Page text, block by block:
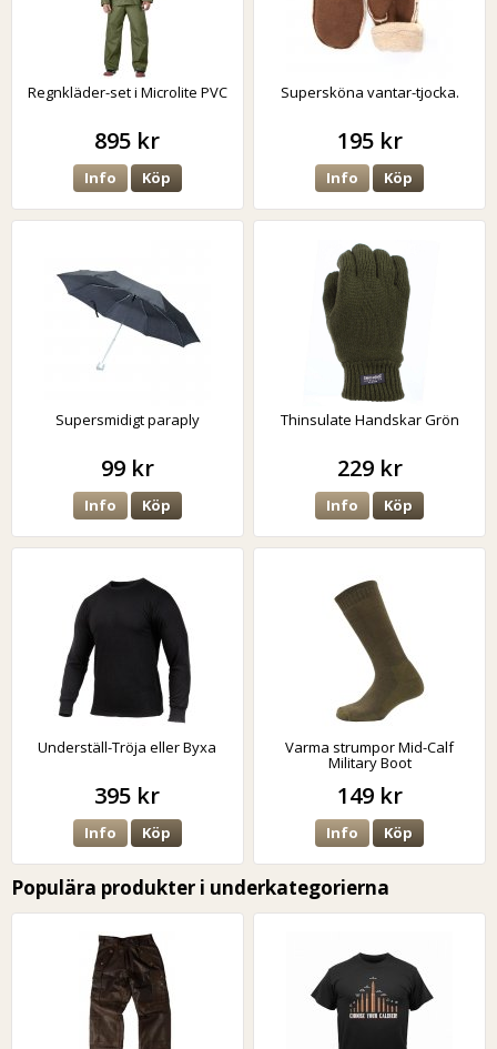
Regnkläder-set i Microlite PVC
895 kr
Info Köp
Supersköna vantar-tjocka.
195 kr
Info Köp
Supersmidigt paraply
99 kr
Info Köp
Thinsulate Handskar Grön
229 kr
Info Köp
Underställ-Tröja eller Byxa
395 kr
Info Köp
Varma strumpor Mid-Calf
Military Boot
149 kr
Info Köp
Populära produkter i underkategorierna